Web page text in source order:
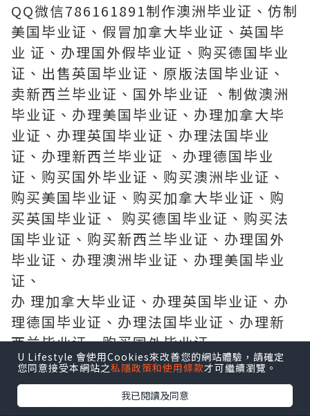
QQ微信786161891制作澳洲毕业证、仿制
美国毕业证、假冒加拿大毕业证、英国毕
业 证、办理国外假毕业证、购买德国毕业
证、出售英国毕业证、原版法国毕业证、
卖新西兰毕业证、国外毕业证 、制做澳洲
毕业证、办理美国毕业证、办理加拿大毕
业证、办理英国毕业证、办理法国毕业
证、办理新西兰毕业证 、办理德国毕业
证、购买国外毕业证、购买澳洲毕业证、
购买美国毕业证、购买加拿大毕业证、购
买英国毕业证、 购买德国毕业证、购买法
国毕业证、购买新西兰毕业证、办理国外
毕业证、办理澳洲毕业证、办理美国毕业
证、
办 理加拿大毕业证、办理英国毕业证、办
理德国毕业证、办理法国毕业证、办理新
西兰毕业证、购买国外毕业证、
购 买澳洲毕业证、购买美国毕业证、购买
加拿大毕业证、购买德国毕业证、购买英
国毕业证、购买法国毕业证、
U Lifestyle 會使用Cookies來改善您的網站體驗，請確定
您同意接受本網站之私隱政策和使用條款才可繼續瀏覽。
我已閱讀及同意